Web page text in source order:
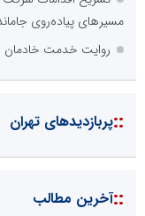
مسیرهای پیاده‌روی
روایت خدمت خادمان
::پربازدیدهای تهران
::آخرین مطالب